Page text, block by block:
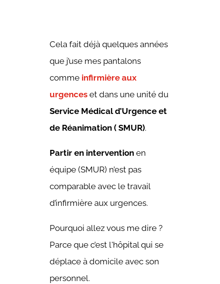
Cela fait déjà quelques années
que j’use mes pantalons
comme infirmière aux
urgenceset dans une unité du
Service Médical d’Urgence et
de Réanimation ( SMUR).
Partir en interventionen
équipe (SMUR) n’est pas
comparable avec le travail
d’infirmière aux urgences.
Pourquoi allez vous me dire ?
Parce que c’est l'hôpital qui se
déplace à domicile avec son
personnel.